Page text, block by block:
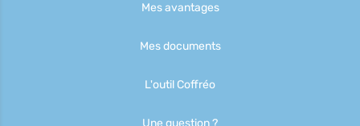
Mes avantages
Mes documents
L'outil Coffréo
Une question ?